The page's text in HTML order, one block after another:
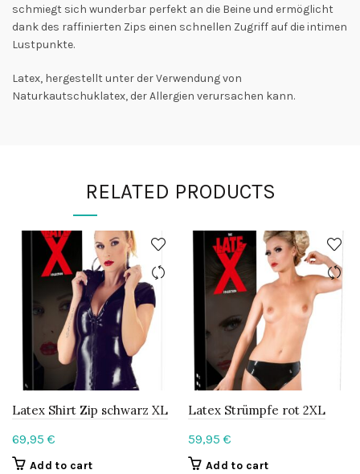
schmiegt sich wunderbar perfekt an die Beine und ermöglicht
dank des raffinierten Zips einen schnellen Zugriff auf die intimen
Lustpunkte.
Latex, hergestellt unter der Verwendung von
Naturkautschuklatex, der Allergien verursachen kann.
RELATED PRODUCTS
Latex Shirt Zip schwarz XL
69,95 €
Add to cart
Latex Strümpfe rot 2XL
59,95 €
Add to cart